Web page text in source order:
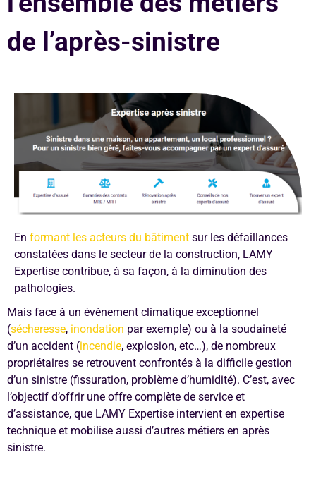
de l’après-sinistre
En formant les acteurs du bâtiment sur les défaillances
constatées dans le secteur de la construction, LAMY
Expertise contribue, à sa façon, à la diminution des
pathologies.
Mais face à un évènement climatique exceptionnel
(sécheresse, inondation par exemple) ou à la soudaineté
d’un accident (incendie, explosion, etc…), de nombreux
propriétaires se retrouvent confrontés à la difficile gestion
d’un sinistre (fissuration, problème d’humidité). C’est, avec
l’objectif d’offrir une offre complète de service et
d’assistance, que LAMY Expertise intervient en expertise
technique et mobilise aussi d’autres métiers en après
sinistre.